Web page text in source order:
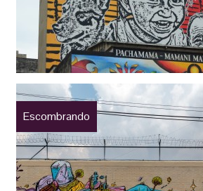
Escombrando